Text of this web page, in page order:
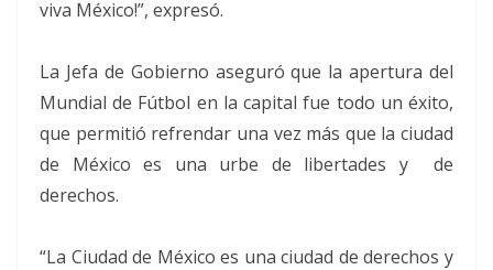
viva México!”, expresó.
La Jefa de Gobierno aseguró que la apertura del
Mundial de Fútbol en la capital fue todo un éxito,
que permitió refrendar una vez más que la ciudad
de México es una urbe de libertades y de
derechos.
“La Ciudad de México es una ciudad de derechos y